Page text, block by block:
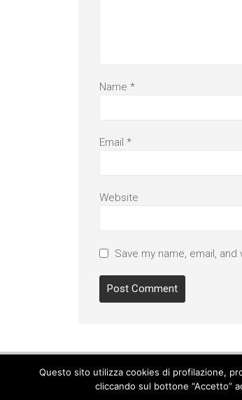
Name *
Email *
Website
Save my name, email,
Questo sito utilizza cookies di profilazione,
cliccando sul bottone “Accetto”